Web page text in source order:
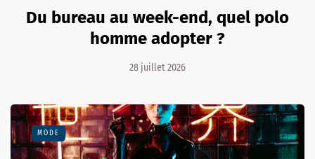
Du bureau au week-end, quel polo
homme adopter ?
28 juillet 2026
MODE